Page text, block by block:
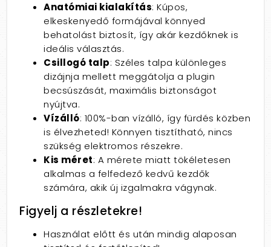
Anatómiai kialakítás: Kúpos,
elkeskenyedő formájával könnyed
behatolást biztosít, így akár kezdőknek is
ideális választás.
Csillogó talp: Széles talpa különleges
dizájnja mellett meggátolja a plugin
becsúszását, maximális biztonságot
nyújtva.
Vízálló: 100%-ban vízálló, így fürdés közben
is élvezheted! Könnyen tisztítható, nincs
szükség elektromos részekre.
Kis méret: A mérete miatt tökéletesen
alkalmas a felfedező kedvű kezdők
számára, akik új izgalmakra vágynak.
Figyelj a részletekre!
Használat előtt és után mindig alaposan